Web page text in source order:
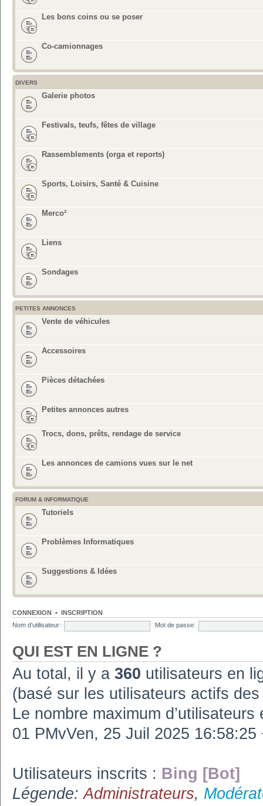
Les bons coins ou se poser
Co-camionnages
DIVERS
Galerie photos
Festivals, teufs, fêtes de village
Rassemblements (orga et reports)
Sports, Loisirs, Santé & Cuisine
Merco²
Liens
Sondages
PETITES ANNONCES
Vente de véhicules
Accessoires
Pièces détachées
Petites annonces autres
Trocs, dons, prêts, rendage de service
Les annonces de camions vues sur le net
FORUM & INFORMATIQUE
Tutoriels
Problèmes Informatiques
Suggestions & Idées
CONNEXION • INSCRIPTION
Nom d’utilisateur:
Mot de passe:
QUI EST EN LIGNE ?
Au total, il y a 360 utilisateurs en
(basé sur les utilisateurs actifs
Le nombre maximum
01 PMvVen, 25 Juil 2025
Utilisateurs inscrits : Bing [Bot]
Légende:Administrateurs,